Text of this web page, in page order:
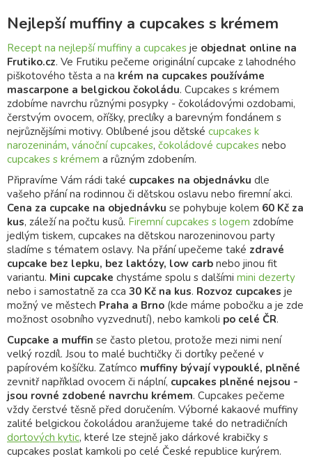
Nejlepší muffiny a cupcakes s krémem
Recept na nejlepší muffiny a cupcakes je objednat online na
Frutiko.cz. Ve Frutiku pečeme originální cupcake z lahodného
piškotového těsta a na krém na cupcakes používáme
mascarpone a belgickou čokoládu. Cupcakes s krémem
zdobíme navrchu různými posypky - čokoládovými ozdobami,
čerstvým ovocem, oříšky, preclíky a barevným fondánem s
nejrůznějšími motivy. Oblíbené jsou dětské cupcakes k
narozeninám, vánoční cupcakes, čokoládové cupcakes nebo
cupcakes s krémem a různým zdobením.
Připravíme Vám rádi také cupcakes na objednávku dle
vašeho přání na rodinnou či dětskou oslavu nebo firemní akci.
Cena za cupcake na objednávku se pohybuje kolem 60 Kč za
kus, záleží na počtu kusů. Firemní cupcakes s logem zdobíme
jedlým tiskem, cupcakes na dětskou narozeninovou party
sladíme s tématem oslavy. Na přání upečeme také zdravé
cupcake bez lepku, bez laktózy, low carb nebo jinou fit
variantu. Mini cupcake chystáme spolu s dalšími mini dezerty
nebo i samostatně za cca 30 Kč na kus. Rozvoz cupcakes je
možný ve městech Praha a Brno (kde máme pobočku a je zde
možnost osobního vyzvednutí), nebo kamkoli po celé ČR.
Cupcake a muffin se často pletou, protože mezi nimi není
velký rozdíl. Jsou to malé buchtičky či dortíky pečené v
papírovém košíčku. Zatímco muffiny bývají vypouklé, plněné
zevnitř například ovocem či náplní, cupcakes plněné nejsou -
jsou rovné zdobené navrchu krémem. Cupcakes pečeme
vždy čerstvé těsně před doručením. Výborné kakaové muffiny
zalité belgickou čokoládou aranžujeme také do netradičních
dortových kytic, které lze stejně jako dárkové krabičky s
cupcakes poslat kamkoli po celé České republice kurýrem.